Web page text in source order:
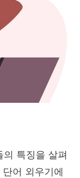
특징을 살펴
어 외우기에